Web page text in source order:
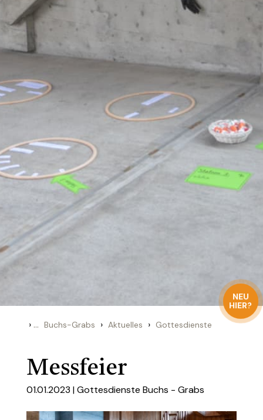
NEU
HIER?
› ... Buchs-Grabs › Aktuelles › Gottesdienste
Messfeier
01.01.2023 |Gottesdienste Buchs - Grabs